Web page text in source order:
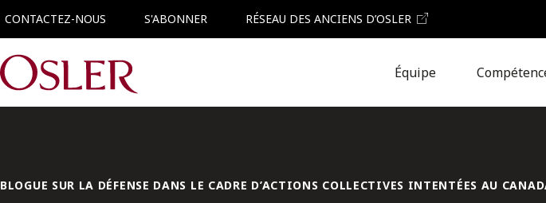
CONTACTEZ-NOUS S'ABONNER RÉSEAU DES ANCIENS D’OSLER
Main Navigation Équipe
BLOGUE SUR LA DÉFENSE DANS LE CADRE D’ACTIONS COLLECTIVES INTENTÉES AU